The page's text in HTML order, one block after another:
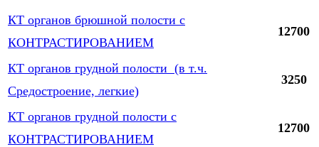
КТ органов брюшной полости с
КОНТРАСТИРОВАНИЕМ
12700
КТ органов грудной полости (в т.ч.
Средостроение, легкие)
3250
КТ органов грудной полости с
КОНТРАСТИРОВАНИЕМ
12700